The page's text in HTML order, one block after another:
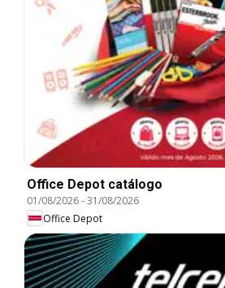
Office Depot catálogo
01/08/2026-31/08/2026
Office Depot